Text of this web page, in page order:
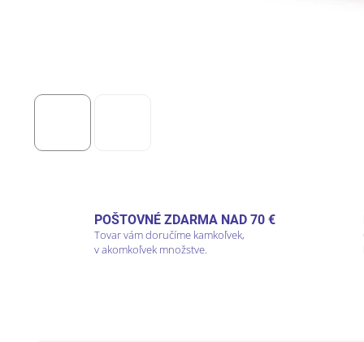
POŠTOVNÉ ZDARMA NAD 70 €
Tovar vám doručíme kamkoľvek,
v akomkoľvek množstve.